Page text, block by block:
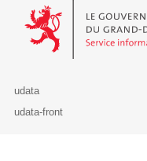
Le Gouvernement du
udata
udata-front